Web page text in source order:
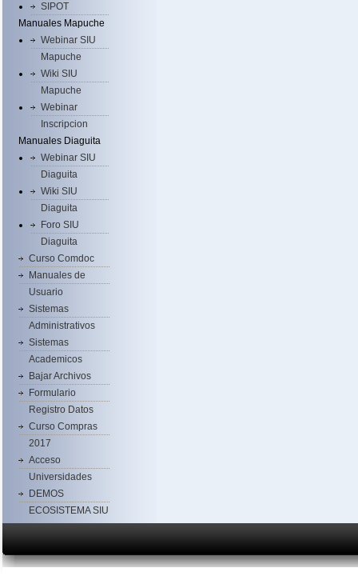
SIPOT
Manuales Mapuche
Webinar SIU
Mapuche
Wiki SIU
Mapuche
Webinar
Inscripcion
Manuales Diaguita
Webinar SIU
Diaguita
Wiki SIU
Diaguita
Foro SIU
Diaguita
Curso Comdoc
Manuales de
Usuario
Sistemas
Administrativos
Sistemas
Academicos
Bajar Archivos
Formulario
Registro Datos
Curso Compras
2017
Acceso
Universidades
DEMOS
ECOSISTEMA SIU